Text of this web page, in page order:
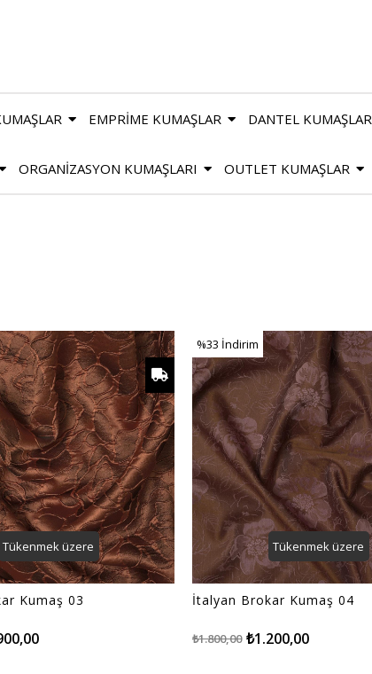
EMPRİME KUMAŞLAR DANTEL KUMAŞLAR
ORGANİZASYON KUMAŞLARI OUTLET KUMAŞLAR
Kumaş 03
Tükenmek üzere
İtalyan Brokar Kumaş 04
₺1.200,00
₺1.800,00
%33 İndirim
%33İndirim
Tükenmek üzere